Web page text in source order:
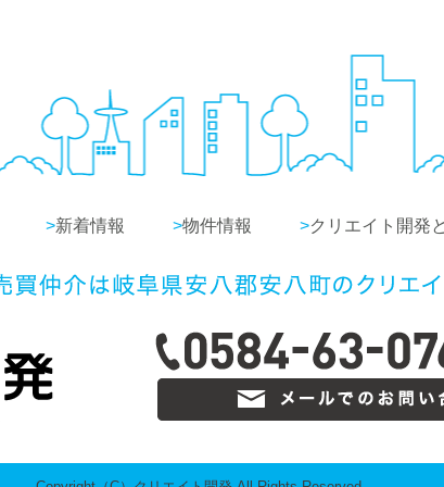
>新着情報 >物件情報 >クリエイト開発